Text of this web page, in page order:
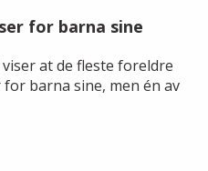
for barna sine
at de fleste foreldre
barna sine, men én av